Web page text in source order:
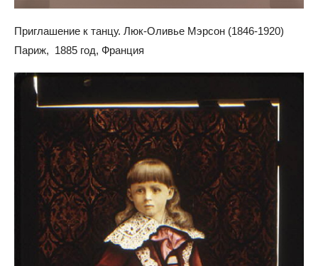
Приглашение к танцу. Люк-Оливье Мэрсон (1846-1920)
Париж, 1885 год, Франция